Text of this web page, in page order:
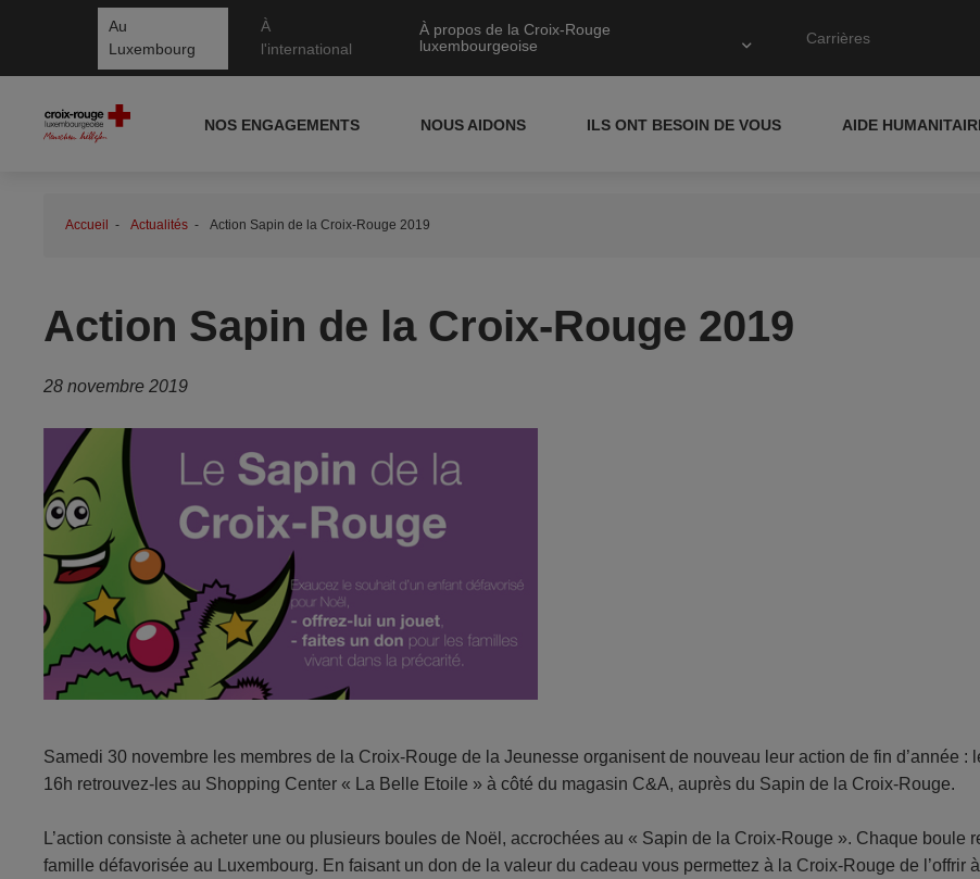
Au
Luxembourg
À
l'international
À propos de la Croix-Rouge
luxembourgeoise
Carrières
NOS ENGAGEMENTS NOUS AIDONS ILS ONT BESOIN DE VOUS AIDE
Accueil Actualités Action Sapin de la Croix-Rouge 2019
Action Sapin de la Croix-Rouge 2019
28 novembre 2019
Samedi 30 novembre les membres de la Croix-Rouge de la Jeunesse organisent de nouveau leur action de fin d’année :
16h retrouvez-les au Shopping Center « La Belle Etoile » à côté du magasin C&A, auprès du Sapin de la Croix-Rouge.
L’action consiste à acheter une ou plusieurs boules de Noël, accrochées au « Sapin de la Croix-Rouge ». Chaque boule
famille défavorisée au Luxembourg. En faisant un don de la valeur du cadeau vous permettez à la Croix-Rouge de l’offrir à